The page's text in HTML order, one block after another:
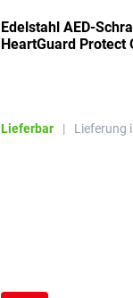
Edelstahl AED-
HeartGuard Protect
Lieferbar | Lieferung